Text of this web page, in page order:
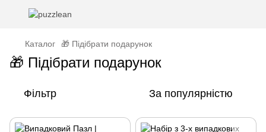
Каталог 🎁 Підібрати подарунок
🎁 Підібрати подарунок
Фільтр За популярністю